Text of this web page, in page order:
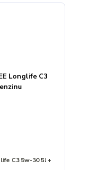
C3 5w-30 5l +